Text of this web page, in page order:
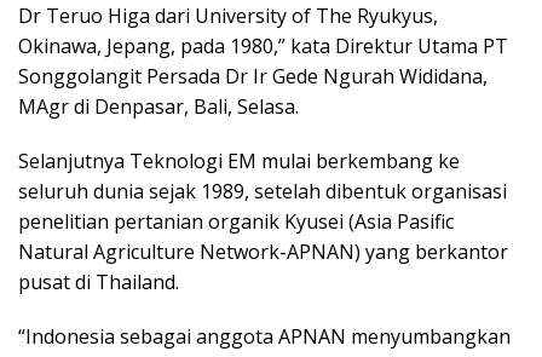
Dr Teruo Higa dari University of The Ryukyus,
Okinawa, Jepang, pada 1980,” kata Direktur Utama PT
Songgolangit Persada Dr Ir Gede Ngurah Wididana,
MAgr di Denpasar, Bali, Selasa.
Selanjutnya Teknologi EM mulai berkembang ke
seluruh dunia sejak 1989, setelah dibentuk organisasi
penelitian pertanian organik Kyusei (Asia Pasific
Natural Agriculture Network-APNAN) yang berkantor
pusat di Thailand.
“Indonesia sebagai anggota APNAN menyumbangkan